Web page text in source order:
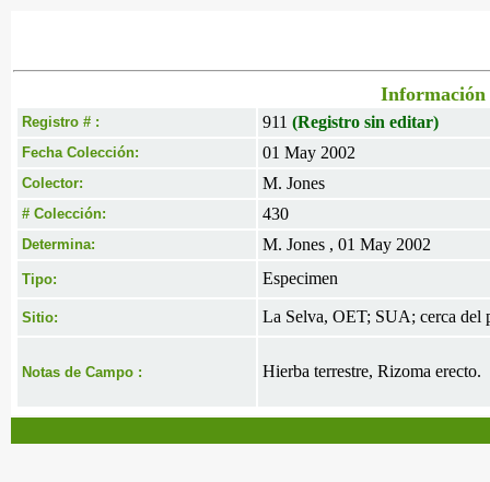
Información
Registro # : 911 (Registro sin editar)
Fecha Colección: 01 May 2002
Colector: M. Jones
# Colección: 430
Determina: M. Jones , 01 May 2002
Tipo: Especimen
Sitio: La Selva, OET; SUA; cerca del
Notas de Campo : Hierba terrestre, Rizoma erecto.